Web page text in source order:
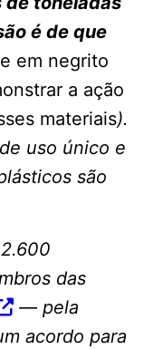
é de que
em negrito
a ação
materiais).
uso único e
são
das
— pela
acordo para